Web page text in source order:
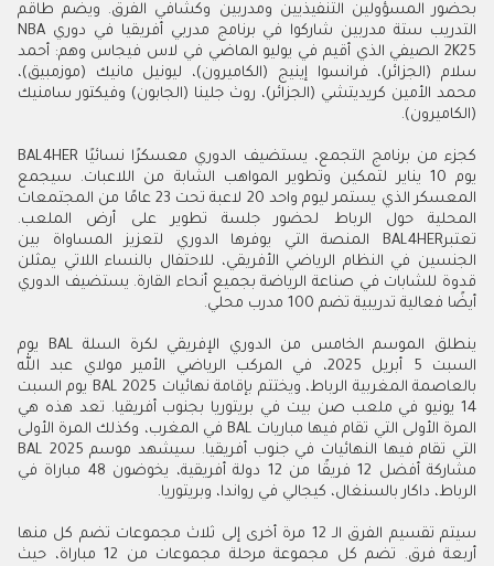
بحضور المسؤولين التنفيذيين ومدربين وكشافي الفرق. ويضم طاقم
التدريب ستة مدربين شاركوا في برنامج مدربي أفريقيا في دوري NBA
2K25 الصيفي الذي أقيم في يوليو الماضي في لاس فيجاس وهم: أحمد
سلام (الجزائر)، فرانسوا إينيج (الكاميرون)، ليونيل مانيك (موزمبيق)،
محمد الأمين كريديتشي (الجزائر)، روث جلينا (الجابون) وفيكتور سامنيك
(الكاميرون).
كجزء من برنامج التجمع، يستضيف الدوري معسكرًا نسائيًا BAL4HER
يوم 10 يناير لتمكين وتطوير المواهب الشابة من اللاعبات. سيجمع
المعسكر الذي يستمر ليوم واحد 20 لاعبة تحت 23 عامًا من المجتمعات
المحلية حول الرباط لحضور جلسة تطوير على أرض الملعب.
تعتبرBAL4HER المنصة التي يوفرها الدوري لتعزيز المساواة بين
الجنسين في النظام الرياضي الأفريقي، للاحتفال بالنساء اللاتي يمثلن
قدوة للشابات في صناعة الرياضة بجميع أنحاء القارة. يستضيف الدوري
أيضًا فعالية تدريبية تضم 100 مدرب محلي.
ينطلق الموسم الخامس من الدوري الإفريقي لكرة السلة BAL يوم
السبت 5 أبريل 2025، في المركب الرياضي الأمير مولاي عبد الله
بالعاصمة المغربية الرباط، ويختتم بإقامة نهائيات BAL 2025 يوم السبت
14 يونيو في ملعب صن بيت في بريتوريا بجنوب أفريقيا. تعد هذه هي
المرة الأولى التي تقام فيها مباريات BAL في المغرب، وكذلك المرة الأولى
التي تقام فيها النهائيات في جنوب أفريقيا. سيشهد موسم BAL 2025
مشاركة أفضل 12 فريقًا من 12 دولة أفريقية، يخوضون 48 مباراة في
الرباط، داكار بالسنغال، كيجالي في رواندا، وبريتوريا.
سيتم تقسيم الفرق الـ 12 مرة أخرى إلى ثلاث مجموعات تضم كل منها
أربعة فرق. تضم كل مجموعة مرحلة مجموعات من 12 مباراة، حيث